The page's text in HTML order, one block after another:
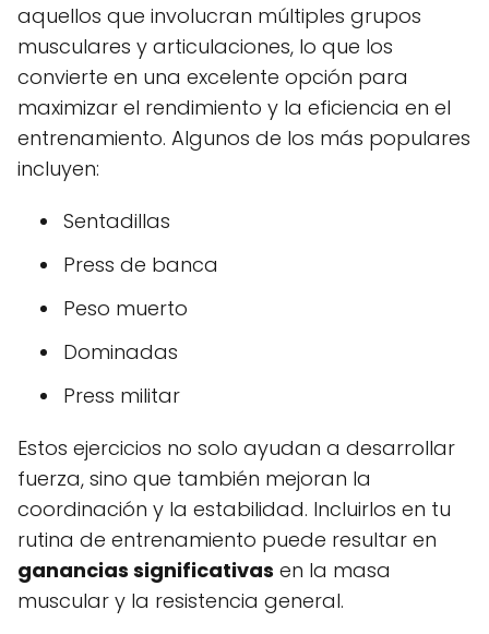
aquellos que involucran múltiples grupos
musculares y articulaciones, lo que los
convierte en una excelente opción para
maximizar el rendimiento y la eficiencia en el
entrenamiento. Algunos de los más populares
incluyen:
Sentadillas
Press de banca
Peso muerto
Dominadas
Press militar
Estos ejercicios no solo ayudan a desarrollar
fuerza, sino que también mejoran la
coordinación y la estabilidad. Incluirlos en tu
rutina de entrenamiento puede resultar en
ganancias significativas en la masa
muscular y la resistencia general.